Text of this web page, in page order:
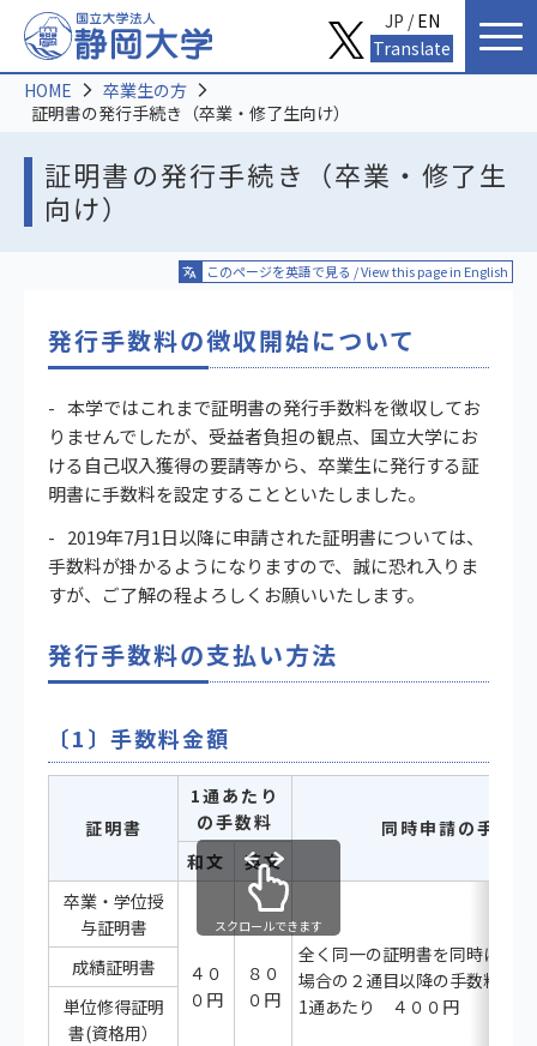
証明書の発行手続き（卒業・修了生
向け）
HOME
卒業生の方
証明書の発行手続き（卒業・修了生向け）
このページを英語で見る / View this page in English
発行手数料の徴収開始について
本学ではこれまで証明書の発行手数料を徴収してお
りませんでしたが、受益者負担の観点、国立大学にお
ける自己収入獲得の要請等から、卒業生に発行する証
明書に手数料を設定することといたしました。
2019年7月1日以降に申請された証明書については、
手数料が掛かるようになりますので、誠に恐れ入りま
すが、ご了解の程よろしくお願いいたします。
発行手数料の支払い方法
〔1〕手数料金額
証明書
1通あたり
の手数料
同時申請の手数料
和文
英文
卒業・学位授
与証明書
４０
０円
８０
０円
全く同一の証明書を同時に複
場合の２通目以降の手数料
1通あたり ４００円
成績証明書
単位修得証明
書(資格用）
スクロールできます
JP /EN
Translate